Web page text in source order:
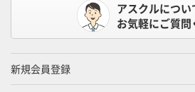
アスクルについ
お気軽にご質問
新規会員登録